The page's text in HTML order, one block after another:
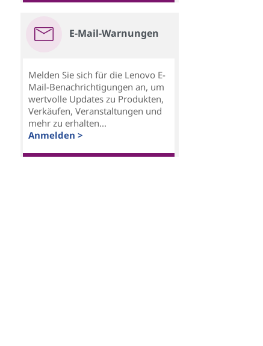
E-Mail-Warnungen
Melden Sie sich für die Lenovo E-
Mail-Benachrichtigungen an, um
wertvolle Updates zu Produkten,
Verkäufen, Veranstaltungen und
mehr zu erhalten...
Anmelden >